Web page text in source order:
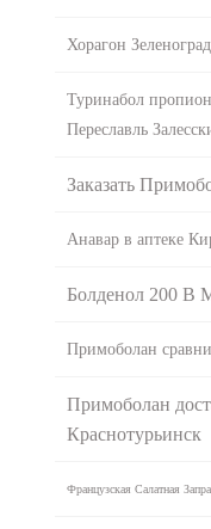
Хорагон Зеленоград
Туринабол
Переславль
Заказать
Анавар в аптеке
Болденол 200 В
Примоболан
Примоболан
Краснотурьинск
Французская Салатная